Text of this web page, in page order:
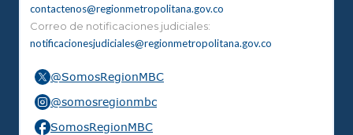
contactenos@regionmetropolitana.gov.co
Correo de notificaciones judiciales:
notificacionesjudiciales@regionmetropolitana.gov.co
@SomosRegionMBC
@somosregionmbc
SomosRegionMBC